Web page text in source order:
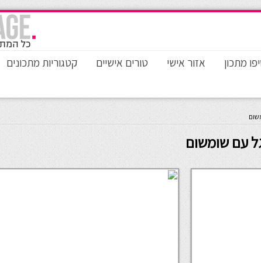
מתכון אזור אישי טורים אישיים קטגוריות מתכונים
עם שומשום